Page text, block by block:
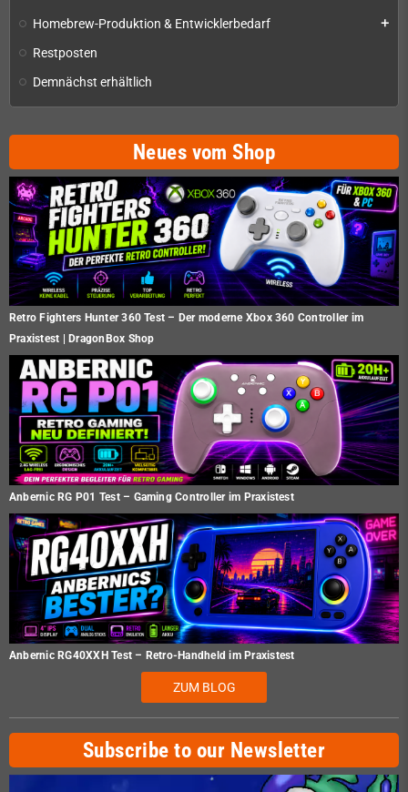
Homebrew-Produktion & Entwicklerbedarf add
Restposten
Demnächst erhältlich
Neues vom Shop
Retro Fighters Hunter 360 Test – Der moderne Xbox 360 Controller im
Praxistest | DragonBox Shop
Anbernic RG P01 Test – Gaming Controller im Praxistest
Anbernic RG40XXH Test – Retro-Handheld im Praxistest
ZUM BLOG
Subscribe to our Newsletter